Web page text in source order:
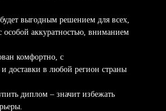
выгодным решением для всех,
особой аккуратностью, вниманием
комфортно, с
доставки в любой регион страны
диплом – значит избежать